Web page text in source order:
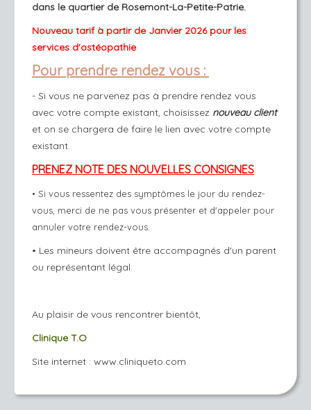
dans le quartier de Rosemont-La-Petite-Patrie.
Nouveau tarif à partir de Janvier 2026 pour les
services d'ostéopathie
Pour prendre rendez vous :
- Si vous ne parvenez pas à prendre rendez vous
avec votre compte existant, choisissez nouveau client
et on se chargera de faire le lien avec votre compte
existant.
PRENEZ NOTE DES NOUVELLES CONSIGNES
• Si vous ressentez des symptômes le jour du rendez-
vous, merci de ne pas vous présenter et d'appeler pour
annuler votre rendez-vous.
• Les mineurs doivent être accompagnés d'un parent
ou représentant légal.
Au plaisir de vous rencontrer bientôt,
Clinique T.O
Site internet : www.cliniqueto.com